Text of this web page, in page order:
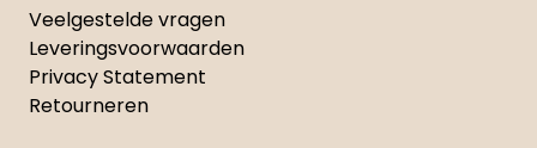
Veelgestelde vragen
Leveringsvoorwaarden
Privacy Statement
Retourneren